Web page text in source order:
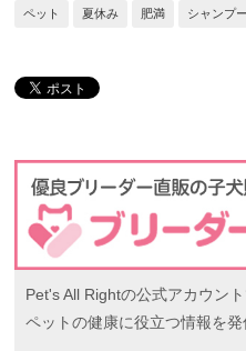
ペット 夏休み 肥満 シャンプー
Pet's All Rightの公式アカウント
ペットの健康に役立つ情報を発